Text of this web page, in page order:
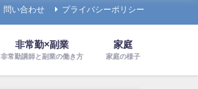
問い合わせ プライバシーポリシー
非常勤×副業
非常勤講師と副業の働き方
家庭
家庭の様子